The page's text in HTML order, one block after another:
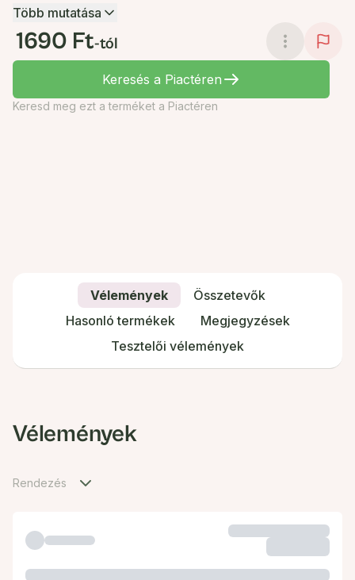
Több mutatása
1690 Ft-tól
Keresés a Piactéren
Keresd meg ezt a terméket a Piactéren
Vélemények
Összetevők
Hasonló termékek
Megjegyzések
Tesztelői vélemények
Vélemények
Rendezés